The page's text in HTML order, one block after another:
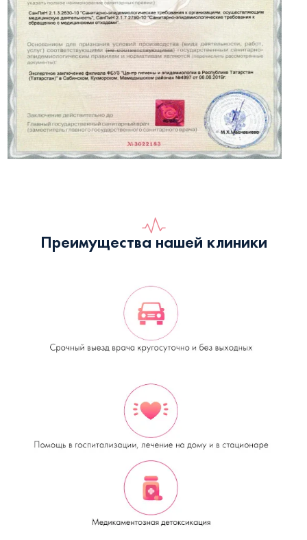
Преимущества нашей клиники